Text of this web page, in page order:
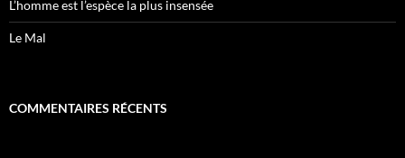
L’homme est l’espèce la plus insensée
Le Mal
COMMENTAIRES RÉCENTS